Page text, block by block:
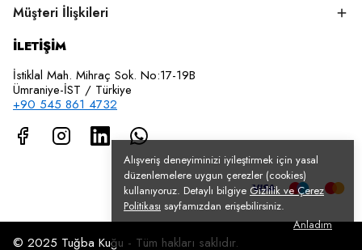
Alışveriş deneyiminizi iyileştirmek için yasal
düzenlemelere uygun çerezler (cookies)
kullanıyoruz. Detaylı bilgiye Gizlilik ve Çerez
Politikası sayfamızdan erişebilirsiniz.
Anladım
Müşteri İlişkileri
İLETİŞİM
İstiklal Mah. Mihraç Sok. No:17-19B
Ümraniye-İST / Türkiye
+90 545 861 4732
© 2025 Tuğba Kuğu - Tüm hakları saklıdır.